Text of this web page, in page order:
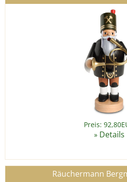
Preis:
» Details
Räuchermann